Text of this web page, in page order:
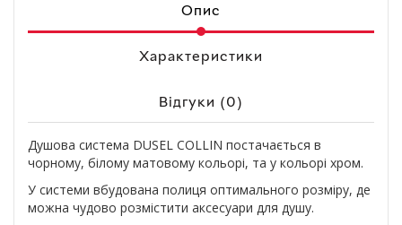
Опис
Характеристики
Відгуки (0)
Душова система DUSEL COLLIN постачається в
чорному, білому матовому кольорі, та у кольорі хром.
У системи вбудована полиця оптимального розміру, де
можна чудово розмістити аксесуари для душу.